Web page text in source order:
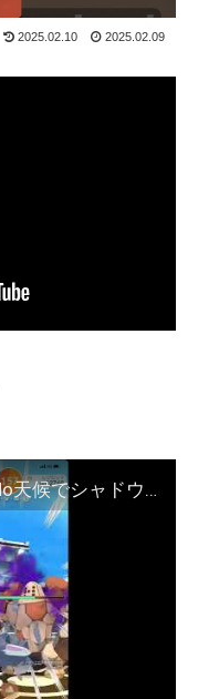
2025.02.10 2025.02.09
【ポケモンGO】779の裏側 No天候でシャドウレジロックをソロ討伐(嘘っこ)